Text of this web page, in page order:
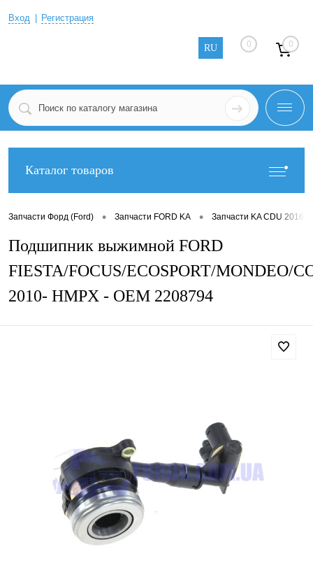
Вход Регистрация
RU 0 0
Каталог товаров
Запчасти Форд (Ford) • Запчасти FORD KA • Запчасти KA CDU 2016-
Подшипник выжимной FORD
FIESTA/FOCUS/ECOSPORT/MONDEO/
2010- HMPX - OEM 2208794